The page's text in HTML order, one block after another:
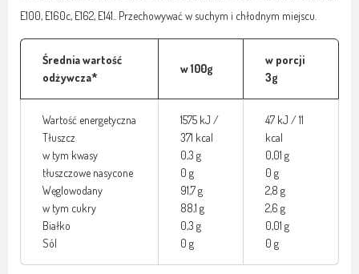
E100, E160c, E162, E141.. Przechowywać w suchym i chłodnym miejscu.
Średnia wartość
odżywcza*
w 100g
w porcji
3g
Wartość energetyczna
Tłuszcz
w tym kwasy
tłuszczowe nasycone
Węglowodany
w tym cukry
Białko
Sól
1575 kJ /
371 kcal
0,3 g
0 g
91,7 g
88,1 g
0,3 g
0 g
47 kJ / 11
kcal
0,01 g
0 g
2,8 g
2,6 g
0,01 g
0 g